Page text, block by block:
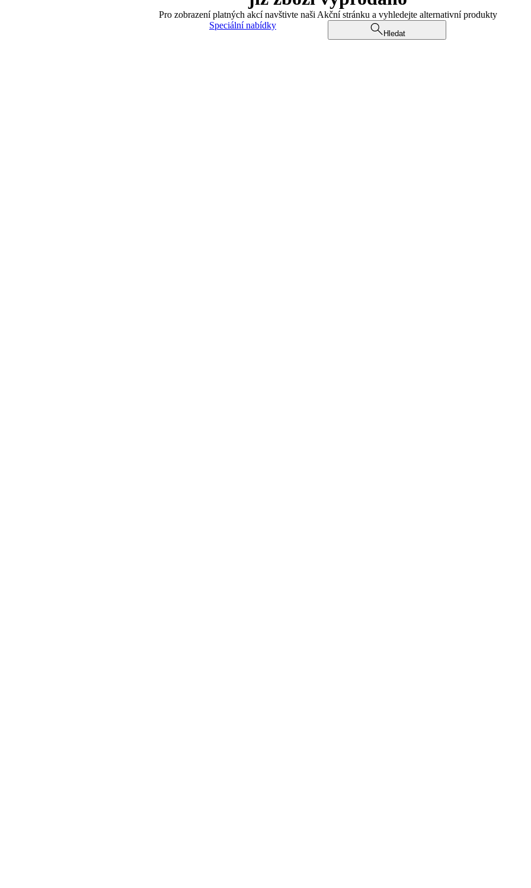
Pro zobrazení platných akcí navštivte naši Akční stránku a vyhledejte alternativní produkty
Speciální nabídky
Hledat